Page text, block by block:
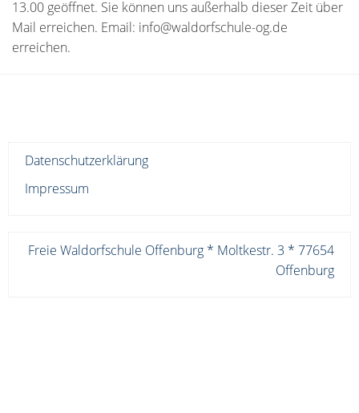
13.00 geöffnet. Sie können uns außerhalb dieser Zeit über
Mail erreichen. Email: info@waldorfschule-og.de
erreichen.
Datenschutzerklärung
Impressum
Freie Waldorfschule Offenburg * Moltkestr. 3 * 77654
Offenburg